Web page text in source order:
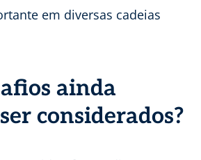
em diversas cadeias
ainda
considerados?